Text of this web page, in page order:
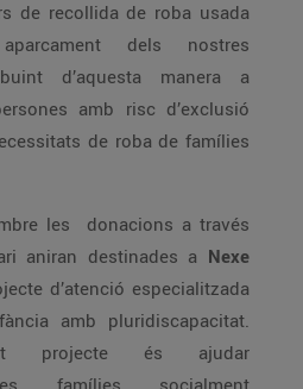
de recollida de roba usada
dels nostres
d’aquesta manera a
amb risc d’exclusió
de roba de famílies
les donacions a través
aniran destinades a Nexe
d’atenció especialitzada
amb pluridiscapacitat.
projecte és ajudar
famílies socialment